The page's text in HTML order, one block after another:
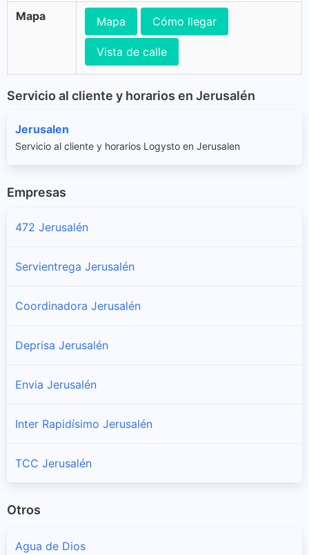
Mapa Mapa Cómo llegar
Vista de calle
Servicio al cliente y horarios en Jerusalén
Jerusalen
Servicio al cliente y horarios Logysto en Jerusalen
Empresas
472 Jerusalén
Servientrega Jerusalén
Coordinadora Jerusalén
Deprisa Jerusalén
Envia Jerusalén
Inter Rapidísimo Jerusalén
TCC Jerusalén
Otros
Agua de Dios